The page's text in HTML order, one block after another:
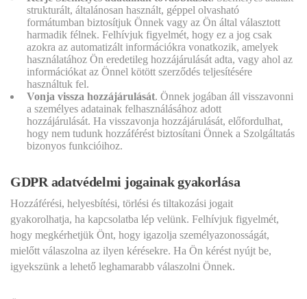
strukturált, általánosan használt, géppel olvasható
formátumban biztosítjuk Önnek vagy az Ön által választott
harmadik félnek. Felhívjuk figyelmét, hogy ez a jog csak
azokra az automatizált információkra vonatkozik, amelyek
használatához Ön eredetileg hozzájárulását adta, vagy ahol az
információkat az Önnel kötött szerződés teljesítésére
használtuk fel.
Vonja vissza hozzájárulását. Önnek jogában áll visszavonni
a személyes adatainak felhasználásához adott
hozzájárulását. Ha visszavonja hozzájárulását, előfordulhat,
hogy nem tudunk hozzáférést biztosítani Önnek a Szolgáltatás
bizonyos funkcióihoz.
GDPR adatvédelmi jogainak gyakorlása
Hozzáférési, helyesbítési, törlési és tiltakozási jogait
gyakorolhatja, ha kapcsolatba lép velünk. Felhívjuk figyelmét,
hogy megkérhetjük Önt, hogy igazolja személyazonosságát,
mielőtt válaszolna az ilyen kérésekre. Ha Ön kérést nyújt be,
igyekszünk a lehető leghamarabb válaszolni Önnek.